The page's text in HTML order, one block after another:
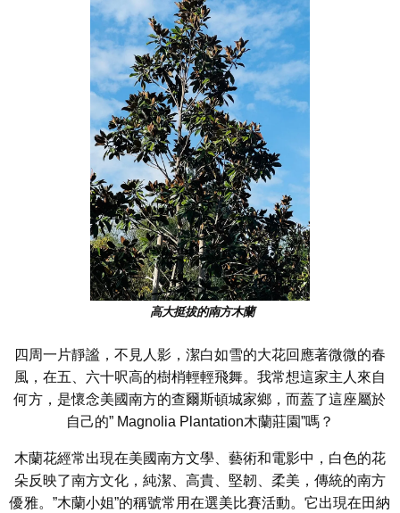
高大挺拔的南方木蘭
四周一片靜謐，不見人影，潔白如雪的大花回應著微微的春
風，在五、六十呎高的樹梢輕輕飛舞。我常想這家主人來自
何方，是懷念美國南方的查爾斯頓城家鄉，而蓋了這座屬於
自己的” Magnolia Plantation木蘭莊園”嗎？
木蘭花經常出現在美國南方文學、藝術和電影中，白色的花
朵反映了南方文化，純潔、高貴、堅韌、柔美，傳統的南方
優雅。”木蘭小姐”的稱號常用在選美比賽活動。它出現在田納